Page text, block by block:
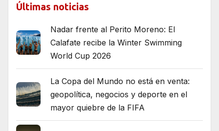
Últimas noticias
Nadar frente al Perito Moreno: El
Calafate recibe la Winter Swimming
World Cup 2026
La Copa del Mundo no está en venta:
geopolítica, negocios y deporte en el
mayor quiebre de la FIFA